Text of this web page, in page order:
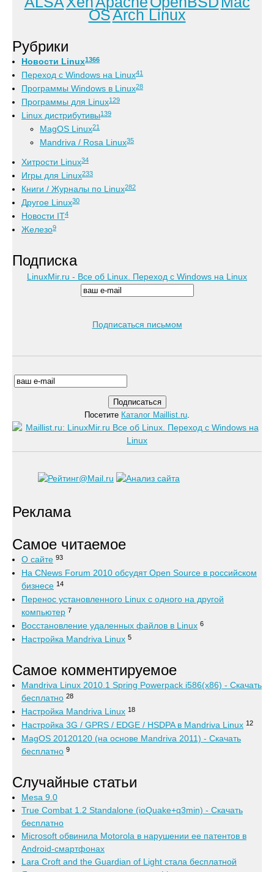
OSArch Linux
Рубрики
Новости Linux1366
Переход с Windows на Linux41
Программы Windows в Linux28
Программы для Linux129
Linux дистрибутивы139
MagOS Linux21
Mandriva / Rosa Linux35
Хитрости Linux34
Игры для Linux233
Книги / Журналы по Linux282
Другое Linux30
Новости IT4
Железо9
Подписка
LinuxMir.ru - Все об Linux. Переход с Windows на Linux
Подписаться письмом
Посетите Каталог Maillist.ru.
Реклама
Самое читаемое
О сайте 93
На CNews Forum 2010 обсудят Open Source в российском
бизнесе 14
Перенос установленного Linux с одного на другой
компьютер 7
Восстановление удаленных файлов в Linux 6
Настройка Mandriva Linux 5
Самое комментируемое
Mandriva Linux 2010.1 Spring Powerpack i586(x86) - Скачать
бесплатно 28
Настройка Mandriva Linux 18
Настройка 3G / GPRS / EDGE / HSDPA в Mandriva Linux 12
MagOS 20120120 (на основе Mandriva 2011) - Скачать
бесплатно 9
Случайные статьи
Mesa 9.0
True Combat 1.2 Standalone (ioQuake+q3min) - Скачать
бесплатно
Microsoft обвинила Motorola в нарушении ее патентов в
Android-смартфонах
Lara Croft and the Guardian of Light стала бесплатной